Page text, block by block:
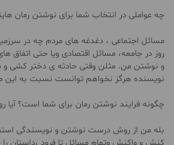
چه عواملی در انتخاب شما برای نوشتن رمان
مسائل اجتماعی ، دغدغه های مردم چه در
روز در جامعه، مسائل اقتصادی ویا حتی اتفاق
و نوشتن من. مثلن وقتی حادثه ی دختر کشی و
نویسنده هرگز نخواهم توانست نسبت به این
چگونه فرایند نوشتن رمان برای شما است؟
بله من از روش درست نوشتن و نویسندگی
کنش و واکنش وتمام مسائل تا فرود ،داستان